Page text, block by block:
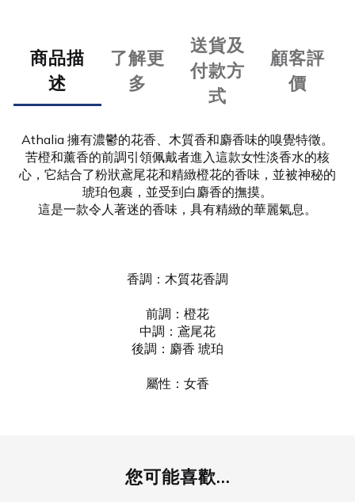
商品描
述
了解更
多
送貨及
付款方
式
顧客評
價
Athalia 擁有濃鬱的花香、木質香和麝香味的嗅覺特徵。
苦橙和薰香的前調引領佩戴者進入這款女性淡香水的核
心，它結合了粉狀鳶尾花和精緻橙花的香味，並被神秘的
琥珀包裹，並受到白麝香的撫摸。
這是一款令人著迷的香味，具有精緻的華麗氣息。
香調：木質花香調
前調：橙花
中調：鳶尾花
後調：麝香 琥珀
屬性：女香
您可能喜歡...